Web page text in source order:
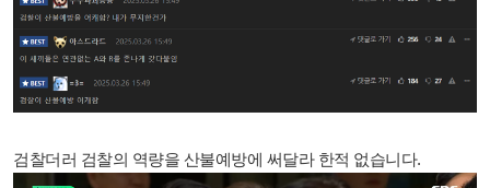
검찰더러 검찰의 역량을 산불예방에 써달라 한적 없습니다.